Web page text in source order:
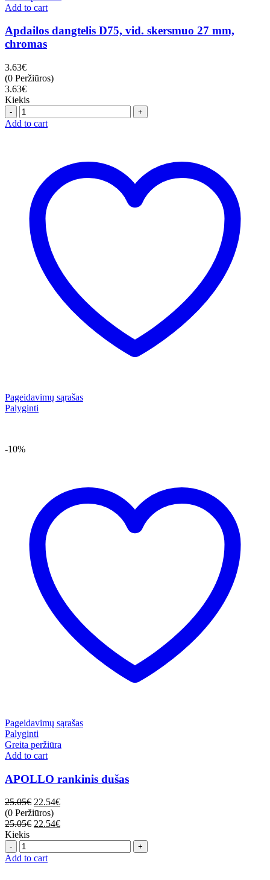
Add to cart
Apdailos dangtelis D75, vid. skersmuo 27 mm,
chromas
3.63€
(0 Peržiūros)
3.63€
Kiekis
Quantity
Add to cart
Pageidavimų sąrašas
Palyginti
-10%
Pageidavimų sąrašas
Palyginti
Greita peržiūra
Add to cart
APOLLO rankinis dušas
25.05€ 22.54€
(0 Peržiūros)
25.05€ 22.54€
Kiekis
Quantity
Add to cart